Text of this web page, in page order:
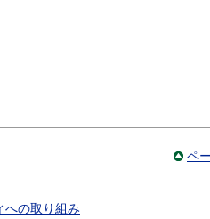
ペ
への取り組み